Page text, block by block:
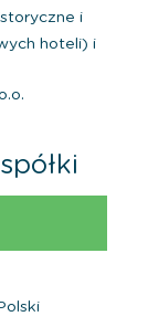
i
hoteli) i